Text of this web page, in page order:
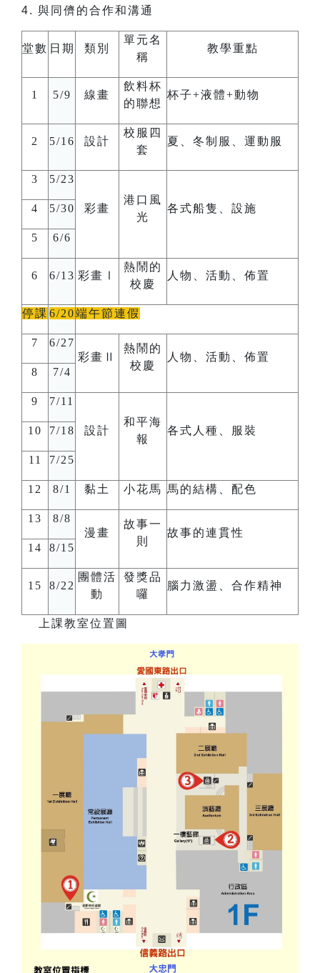
4. 與同儕的合作和溝通
堂數 日期 類別
單元名
稱
教學重點
1 5/9 線畫
飲料杯
的聯想
杯子+液體+動物
2 5/16 設計
校服四
套
夏、冬制服、運動服
3 5/23
彩畫
港口風
光
各式船隻、設施
4 5/30
5 6/6
6 6/13 彩畫Ⅰ
熱鬧的
校慶
人物、活動、佈置
停課 6/20端午節連假
7
6/27
彩畫Ⅱ
熱鬧的
校慶
人物、活動、佈置
8
7/4
9 7/11
設計
和平海
報
各式人種、服裝
10 7/18
11 7/25
12 8/1 黏土 小花馬 馬的結構、配色
13
8/8
漫畫
故事一
則
故事的連貫性
14
8/15
15 8/22
團體活
動
發獎品
囉
腦力激盪、合作精神
上課教室位置圖